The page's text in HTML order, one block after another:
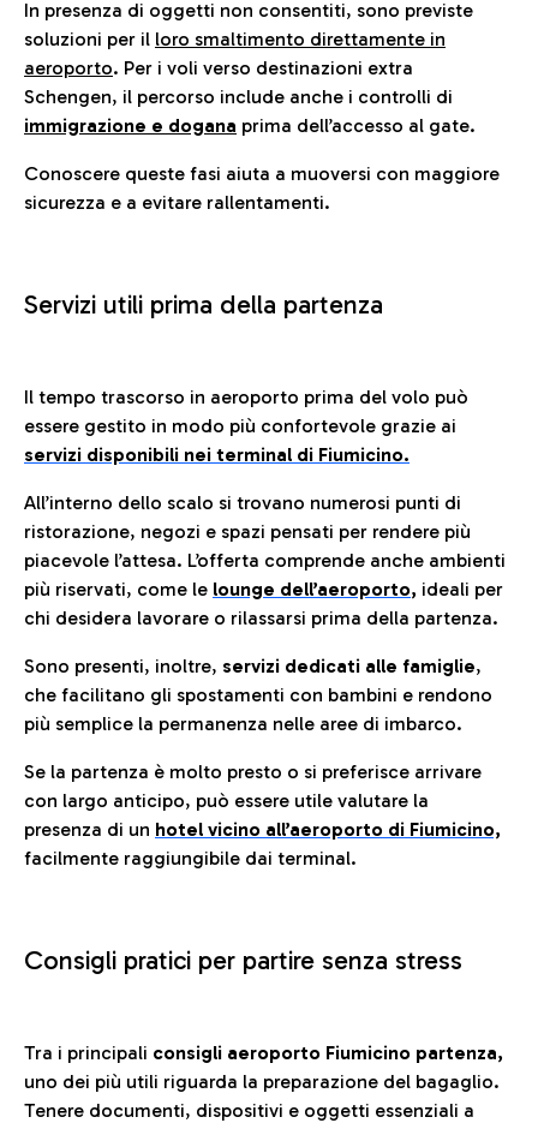
In presenza di oggetti non consentiti, sono previste
soluzioni per il loro smaltimento direttamente in
aeroporto. Per i voli verso destinazioni extra
Schengen, il percorso include anche i controlli di
immigrazione e dogana prima dell’accesso al gate.
Conoscere queste fasi aiuta a muoversi con maggiore
sicurezza e a evitare rallentamenti.
Servizi utili prima della partenza
Il tempo trascorso in aeroporto prima del volo può
essere gestito in modo più confortevole grazie ai
servizi disponibili nei terminal di Fiumicino.
All’interno dello scalo si trovano numerosi punti di
ristorazione, negozi e spazi pensati per rendere più
piacevole l’attesa. L’offerta comprende anche ambienti
più riservati, come le lounge dell’aeroporto, ideali per
chi desidera lavorare o rilassarsi prima della partenza.
Sono presenti, inoltre, servizi dedicati alle famiglie,
che facilitano gli spostamenti con bambini e rendono
più semplice la permanenza nelle aree di imbarco.
Se la partenza è molto presto o si preferisce arrivare
con largo anticipo, può essere utile valutare la
presenza di un hotel vicino all’aeroporto di Fiumicino,
facilmente raggiungibile dai terminal.
Consigli pratici per partire senza stress
Tra i principali consigli aeroporto Fiumicino partenza,
uno dei più utili riguarda la preparazione del bagaglio.
Tenere documenti, dispositivi e oggetti essenziali a